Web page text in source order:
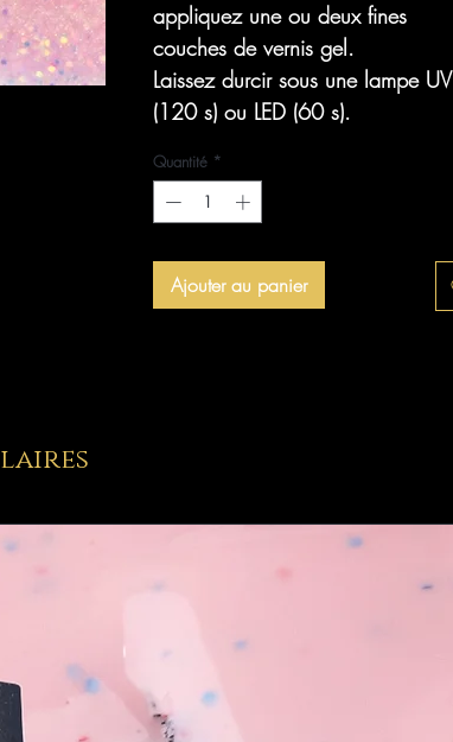
appliquez une ou deux fines
couches de vernis gel.
Laissez durcir sous une lampe UV
(120 s) ou LED (60 s).
Quantité *
Ajouter au panier